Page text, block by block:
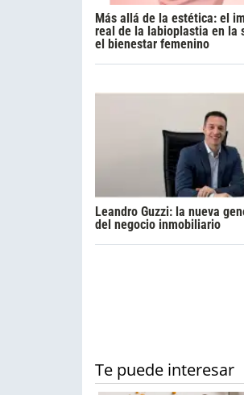
Más allá de la estética: el
real de la labioplastia en la
el bienestar femenino
Leandro Guzzi: la nueva
del negocio inmobiliario